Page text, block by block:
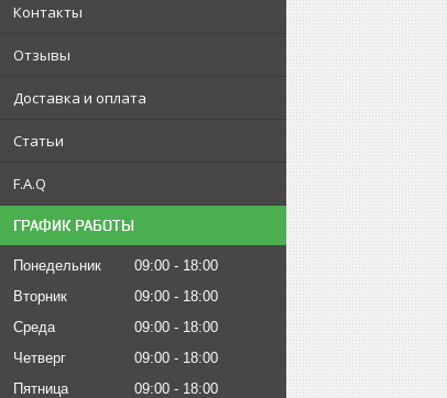
Контакты
Отзывы
Доставка и оплата
Статьи
F.A.Q
ГРАФИК РАБОТЫ
Понедельник 09:00
18:00
Вторник
09:00
18:00
Среда
09:00
18:00
Четверг
09:00
18:00
Пятница
09:00
18:00